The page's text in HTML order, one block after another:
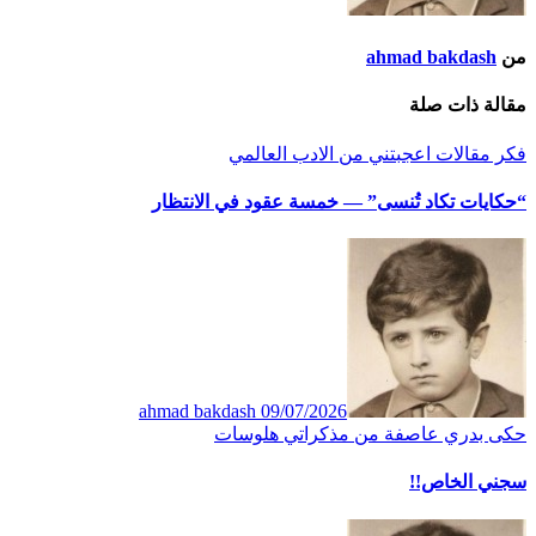
من ahmad bakdash
مقالة ذات صلة
فكر مقالات اعجبتني من الادب العالمي
“حكايات تكاد تُنسى” — خمسة عقود في الانتظار
ahmad bakdash 09/07/2026
حكى بدري عاصفة من مذكراتي هلوسات
سجني الخاص!!